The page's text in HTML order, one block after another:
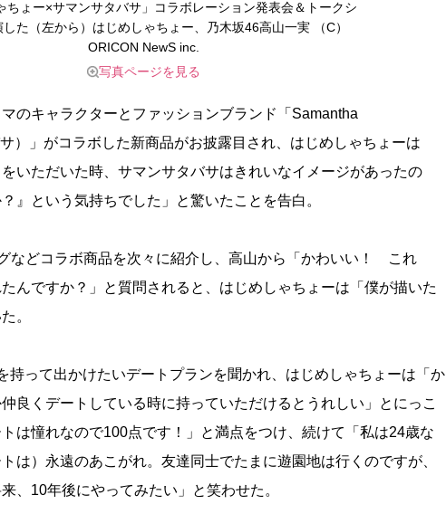
ちょー×サマンサタバサ」コラボレーション発表会＆トークシ
した（左から）はじめしゃちょー、乃木坂46高山一実 （C）
ORICON NewS inc.
写真ページを見る
のキャラクターとファッションブランド「Samantha
）」がコラボした新商品がお披露目され、はじめしゃちょーは
をいただいた時、サマンサタバサはきれいなイメージがあったの
』という気持ちでした」と驚いたことを告白。
などコラボ商品を次々に紹介し、高山から「かわいい！ これ
んですか？」と質問されると、はじめしゃちょーは「僕が描いた
。
って出かけたいデートプランを聞かれ、はじめしゃちょーは「か
良くデートしている時に持っていただけるとうれしい」とにっこ
は憧れなので100点です！」と満点をつけ、続けて「私は24歳な
は）永遠のあこがれ。友達同士でたまに遊園地は行くのですが、
、10年後にやってみたい」と笑わせた。